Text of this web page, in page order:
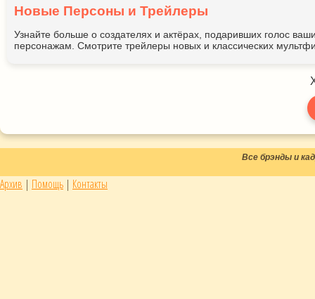
Новые Персоны и Трейлеры
Узнайте больше о создателях и актёрах, подаривших голос
персонажам. Смотрите трейлеры новых и классических
Все брэнды и
Архив | Помощь | Контакты